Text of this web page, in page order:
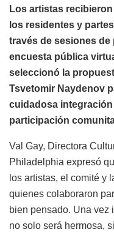
Los artistas
los residentes y
través de sesiones
encuesta pública
seleccionó la
Tsvetomir Naydenov
cuidadosa
participación
Val Gay, Directora
Philadelphia expresó
los artistas, el comité y
quienes colaboraron
bien pensado. Una vez
no solo será hermosa,